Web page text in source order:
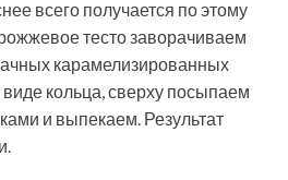
всего получается по этому
тесто заворачиваем
карамелизированных
кольца, сверху посыпаем
и выпекаем. Результат